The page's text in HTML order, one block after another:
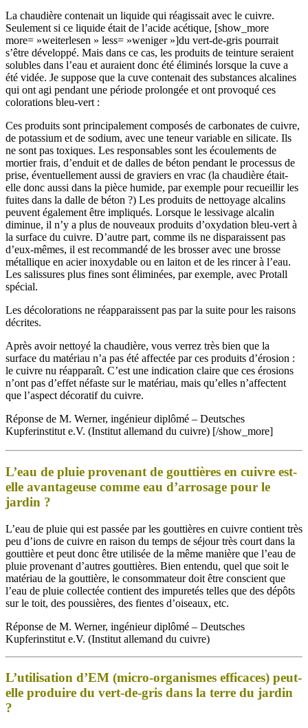
La chaudière contenait un liquide qui réagissait avec le cuivre.
Seulement si ce liquide était de l’acide acétique, [show_more
more= »weiterlesen » less= »weniger »]du vert-de-gris pourrait
s’être développé. Mais dans ce cas, les produits de teinture seraient
solubles dans l’eau et auraient donc été éliminés lorsque la cuve a
été vidée. Je suppose que la cuve contenait des substances alcalines
qui ont agi pendant une période prolongée et ont provoqué ces
colorations bleu-vert :
Ces produits sont principalement composés de carbonates de cuivre,
de potassium et de sodium, avec une teneur variable en silicate. Ils
ne sont pas toxiques. Les responsables sont les écoulements de
mortier frais, d’enduit et de dalles de béton pendant le processus de
prise, éventuellement aussi de graviers en vrac (la chaudière était-
elle donc aussi dans la pièce humide, par exemple pour recueillir les
fuites dans la dalle de béton ?) Les produits de nettoyage alcalins
peuvent également être impliqués. Lorsque le lessivage alcalin
diminue, il n’y a plus de nouveaux produits d’oxydation bleu-vert à
la surface du cuivre. D’autre part, comme ils ne disparaissent pas
d’eux-mêmes, il est recommandé de les brosser avec une brosse
métallique en acier inoxydable ou en laiton et de les rincer à l’eau.
Les salissures plus fines sont éliminées, par exemple, avec Protall
spécial.
Les décolorations ne réapparaissent pas par la suite pour les raisons
décrites.
Après avoir nettoyé la chaudière, vous verrez très bien que la
surface du matériau n’a pas été affectée par ces produits d’érosion :
le cuivre nu réapparaît. C’est une indication claire que ces érosions
n’ont pas d’effet néfaste sur le matériau, mais qu’elles n’affectent
que l’aspect décoratif du cuivre.
Réponse de M. Werner, ingénieur diplômé – Deutsches
Kupferinstitut e.V. (Institut allemand du cuivre) [/show_more]
L’eau de pluie provenant de gouttières en cuivre est-
elle avantageuse comme eau d’arrosage pour le
jardin ?
L’eau de pluie qui est passée par les gouttières en cuivre contient très
peu d’ions de cuivre en raison du temps de séjour très court dans la
gouttière et peut donc être utilisée de la même manière que l’eau de
pluie provenant d’autres gouttières. Bien entendu, quel que soit le
matériau de la gouttière, le consommateur doit être conscient que
l’eau de pluie collectée contient des impuretés telles que des dépôts
sur le toit, des poussières, des fientes d’oiseaux, etc.
Réponse de M. Werner, ingénieur diplômé – Deutsches
Kupferinstitut e.V. (Institut allemand du cuivre)
L’utilisation d’EM (micro-organismes efficaces) peut-
elle produire du vert-de-gris dans la terre du jardin
?